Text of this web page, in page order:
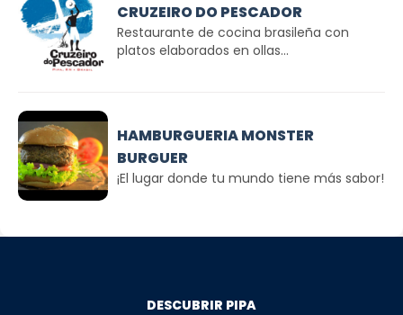
CRUZEIRO DO PESCADOR
Restaurante de cocina brasileña con
platos elaborados en ollas...
HAMBURGUERIA MONSTER
BURGUER
¡El lugar donde tu mundo tiene más sabor!
DESCUBRIR PIPA